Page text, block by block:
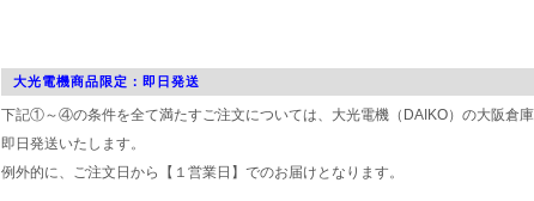
大光電機商品限定：即日発送
下記①～④の条件を全て満たすご注文については、大光電機（DAIKO）の大阪倉庫
即日発送いたします。
例外的に、ご注文日から【１営業日】でのお届けとなります。